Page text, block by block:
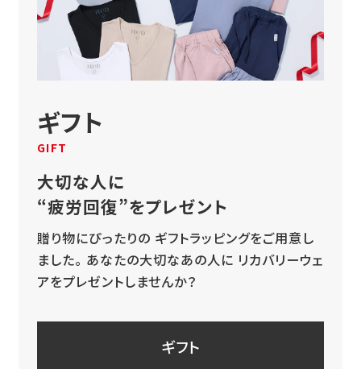
ギフト
GIFT
大切な人に
“疲労回復”をプレゼント
贈り物にぴったりの ギフトラッピングをご用意し
ました。 あなたの大切なあの人に リカバリーウェ
アをプレゼントしませんか？
ギフト